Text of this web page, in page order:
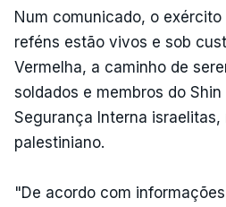
Num comunicado, o
reféns estão vivos e sob
Vermelha, a caminho de
soldados e membros do
Segurança Interna
palestiniano.
"De acordo com